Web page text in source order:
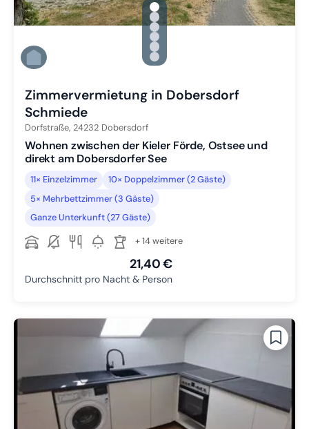
gallery.slide_selector
Zu Slide 1 wechseln
Zu Slide 2 wechseln
Zu Slide 3 wechseln
Zu Slide 4 wechseln
Zu Slide 5 wechseln
Zu Slide 6 wechseln
Zimmervermietung in Dobersdorf
Schmiede
Dorfstraße, 24232 Dobersdorf
Wohnen zwischen der Kieler Förde, Ostsee und
direkt am Dobersdorfer See
11× Einzelzimmer
10× Doppelzimmer (2 Gäste)
5× Mehrbettzimmer (3 Gäste)
Ganze Unterkunft (27 Gäste)
+ 14 weitere
21,40 €
Durchschnitt pro Nacht & Person